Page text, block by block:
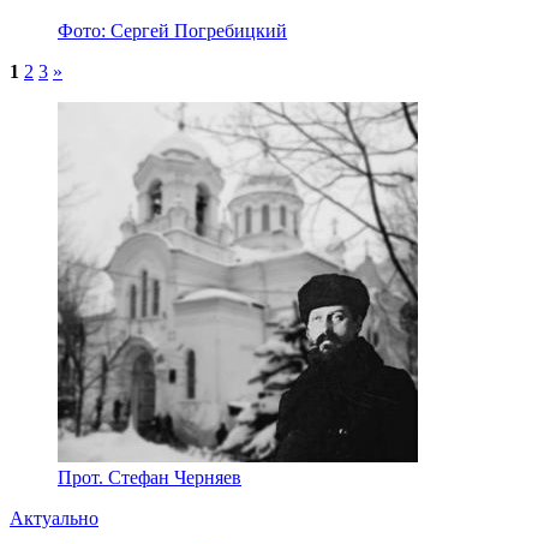
Фото: Сергей Погребицкий
1 2 3 »
Прот. Стефан Черняев
Актуально